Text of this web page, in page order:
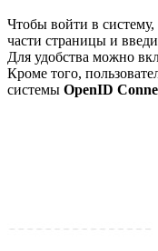
Чтобы войти в
части страницы и
Для удобства можно
Кроме того,
системы OpenID